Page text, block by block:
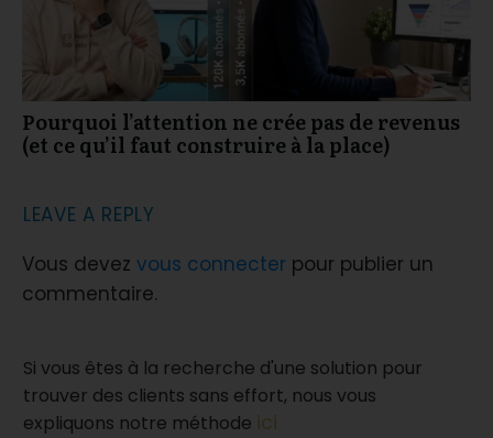
Pourquoi l’attention ne crée pas de revenus
(et ce qu’il faut construire à la place)
LEAVE A REPLY
Vous devez vous connecter pour publier un
commentaire.
Si vous êtes à la recherche d'une solution pour
trouver des clients sans effort, nous vous
expliquons notre méthode ici